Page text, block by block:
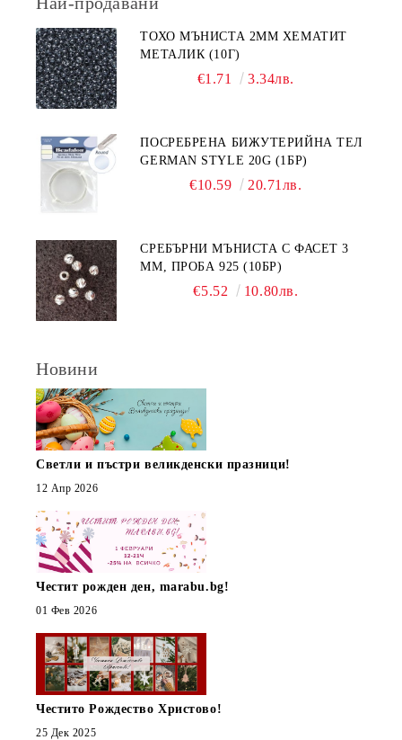
ТОХО МЪНИСТА 2ММ ХЕМАТИТ
МЕТАЛИК (10Г)
€1.71 3.34лв.
ПОСРЕБРЕНА БИЖУТЕРИЙНА ТЕЛ
GERMAN STYLE 20G (1БР)
€10.59 20.71лв.
СРЕБЪРНИ МЪНИСТА С ФАСЕТ 3
ММ, ПРОБА 925 (10БР)
€5.52 10.80лв.
Новини
Светли и пъстри великденски празници!
12 Апр 2026
Честит рожден ден, marabu.bg!
01 Фев 2026
Честито Рождество Христово!
25 Дек 2025